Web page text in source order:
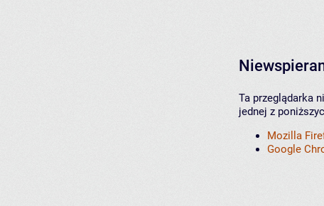
Ta przeglądarka
jednej z
Mozilla
Google